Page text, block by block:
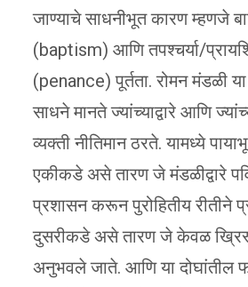
जाण्याचे साधनीभूत कारण म्हणजे
(baptism) आणि तपश्चर्या/
(penance) पूर्तता. रोमन मंडळी
साधने मानते ज्यांच्याद्वारे आणि
व्यक्ती नीतिमान ठरते. यामध्ये
एकीकडे असे तारण जे मंडळीद्वारे
प्रशासन करून पुरोहितीय रीतीने
दुसरीकडे असे तारण जे केवळ
अनुभवले जाते. आणि या